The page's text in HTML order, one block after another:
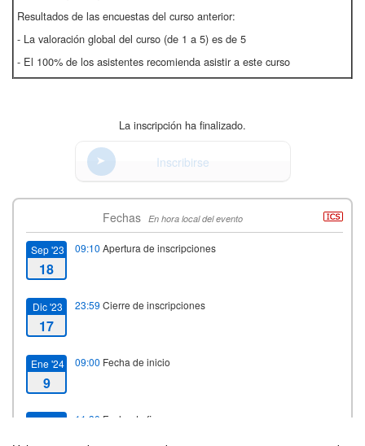
Resultados de las encuestas del curso anterior:
- La valoración global del curso (de 1 a 5) es de 5
- El 100% de los asistentes recomienda asistir a este curso
La inscripción ha finalizado.
Inscribirse
Fechas En hora local del evento
Sep '23
18
09:10 Apertura de inscripciones
Dic '23
17
23:59 Cierre de inscripciones
Ene '24
9
09:00 Fecha de inicio
Mrz '24 11:30 Fecha de fin